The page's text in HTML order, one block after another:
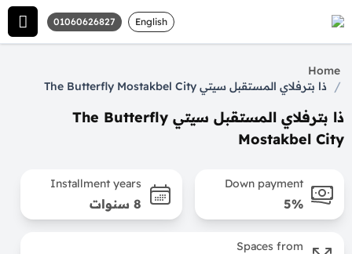
English
01060626827
Home
/ ذا بترفلاي المستقبل سيتي The Butterfly Mostakbel City
ذا بترفلاي المستقبل سيتي The Butterfly
Mostakbel City
Down payment
5%
Installment years
8 سنوات
Spaces from